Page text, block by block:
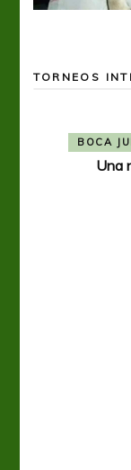
TORNEOS
BOCA
Una